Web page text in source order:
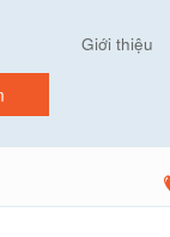
Giới thiệu